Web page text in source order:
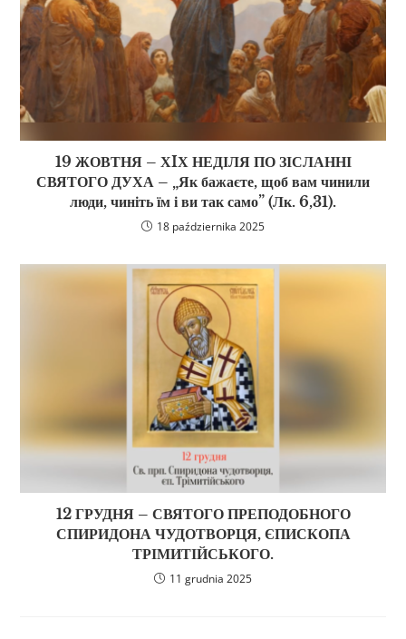
19 ЖОВТНЯ – ХIХ НЕДІЛЯ ПО ЗІСЛАННІ
СВЯТОГО ДУХА – „Як бажаєте, щоб вам чинили
люди, чиніть їм і ви так само” (Лк. 6,31).
18 października 2025
12 ГРУДНЯ – СВЯТОГО ПРЕПОДОБНОГО
СПИРИДОНА ЧУДОТВОРЦЯ, ЄПИСКОПА
ТРІМИТІЙСЬКОГО.
11 grudnia 2025